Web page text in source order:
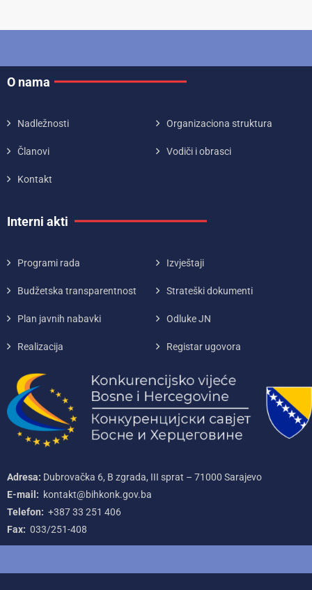
O nama
Nadležnosti Organizaciona struktura
Članovi Vodiči i obrasci
Kontakt
Interni akti
Programi rada Izvještaji
Budžetska transparentnost Strateški dokumenti
Plan javnih nabavki Odluke JN
Realizacija Registar ugovora
Adresa: Dubrovačka 6, B zgrada, III sprat – 71000‌ Sarajevo
E-mail: kontakt@bihkonk.gov.ba
Telefon: +387‌ 33‌ 251‌ 406
Fax: 033/251-408